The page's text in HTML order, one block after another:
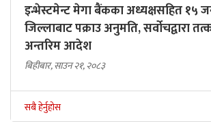
इन्भेस्टमेन्ट मेगा बैंकका अध्यक्षसहित १५
जिल्लाबाट पक्राउ अनुमति, सर्वोचद्वारा
अन्तरिम आदेश
बिहीबार, साउन २१, २०८३
सबै हेर्नुहोस